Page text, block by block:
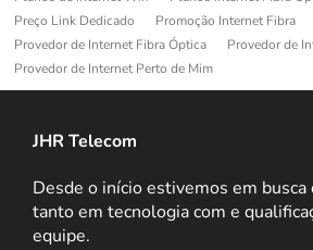
Preço Link Dedicado
Promoção Internet Fibra
Provedor de Internet Fibra Óptica
Provedor de
Provedor de Internet Perto de Mim
JHR Telecom
Desde o início estivemos em
tanto em tecnologia com e
equipe.